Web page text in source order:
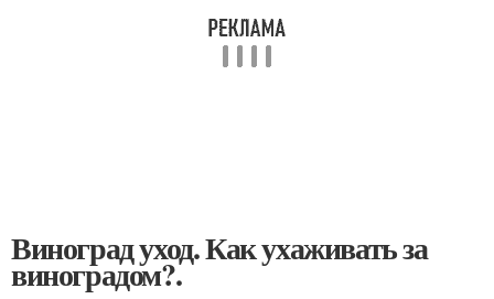
Виноград уход. Как ухаживать за
виноградом?.